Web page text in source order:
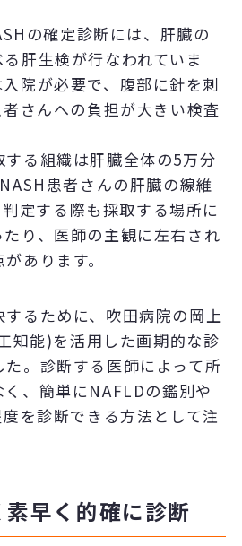
の確定診断には、肝臓の
肝生検が行なわれていま
院が必要で、腹部に針を刺
さんへの負担が大きい検査
する組織は肝臓全体の5万分
患者さんの肝臓の線維
定する際も採取する場所に
り、医師の主観に左右され
あります。
るために、吹田病院の岡上
知能)を活用した画期的な診
。診断する医師によって所
、簡単にNAFLDの鑑別や
を診断できる方法として注
早く的確に診断